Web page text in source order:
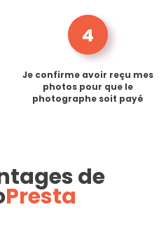
4
Je confirme avoir reçu mes
photos pour que le
photographe soit payé
de
Presta